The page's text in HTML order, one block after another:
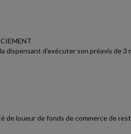
dispensant d'exécuter son préavis de
de loueur de fonds de commerce de